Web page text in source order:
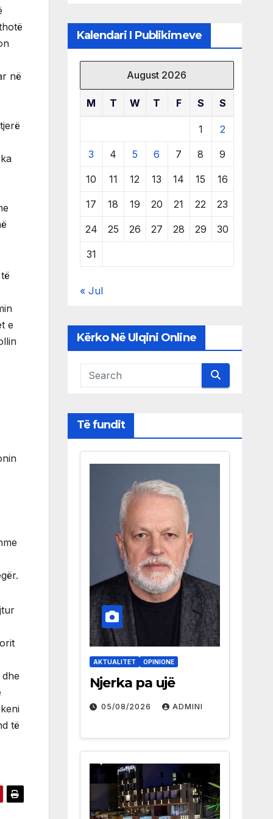
në
e
të
Kalendari I Publikimeve
August 2026
M T W T F S S
1 2
3 4 5 6 7 8 9
10 11 12 13 14 15 16
17 18 19 20 21 22 23
24 25 26 27 28 29 30
31
« Jul
Kërko Në Ulqini Online
Të fundit
AKTUALITET OPINIONE
Njerka pa ujë
05/08/2026 ADMINI